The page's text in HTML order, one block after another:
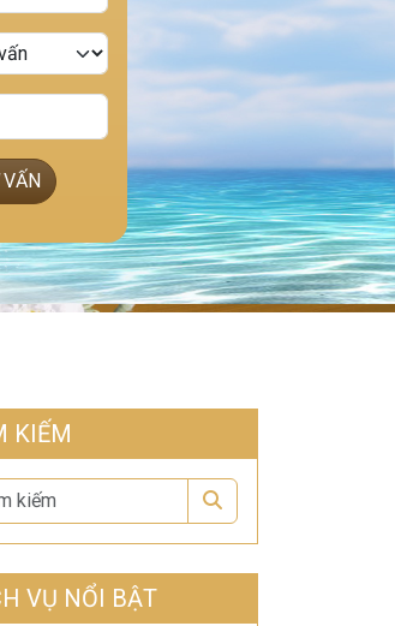
KIẾM
VỤ NỔI BẬT